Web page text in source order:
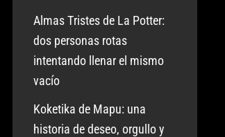
Almas Tristes de La Potter:
dos personas rotas
intentando llenar el mismo
vacío
Koketika de Mapu: una
historia de deseo, orgullo y